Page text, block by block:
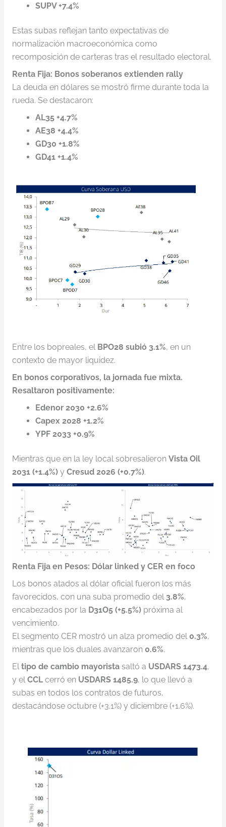
SUPV +7.4%
Estas subas reflejan tanto expectativas de
normalización macroeconómica como
recomposición de carteras tras el resultado electoral.
Renta Fija: Bonos soberanos extienden rally
La deuda en dólares se mostró firme durante toda la
rueda. Se destacaron:
AL35 +4.7%
AE38 +4.4%
GD30 +1.8%
GD41 +1.4%
Entre los bopreales, el BPO28 subió 3.1%, en un
contexto de mayor liquidez.
En bonos corporativos, la jornada fue mixta.
Resaltaron positivamente:
Edenor 2030 +2.6%
Capex 2028 +1.2%
YPF 2033 +0.9%
Mientras que en la ley local sobresalieron Vista Oil
2031 (+1.4%)y Cresud 2026 (+0.7%).
Renta Fija en Pesos: Dólar linked y CER en foco
Los bonos atados al dólar oficial fueron los más
favorecidos, con una suba promedio del 3.8%,
encabezados por la D31O5 (+5.5%)próxima al
vencimiento.
El segmento CER mostró un alza promedio del0.3%,
mientras que los duales avanzaron 0.6%.
El tipo de cambio mayoristasaltó a USDARS 1473.4,
y el CCLcerró en USDARS 1485.9, lo que llevó a
subas en todos los contratos de futuros,
destacándose octubre (+3.1%) y diciembre (+1.6%).